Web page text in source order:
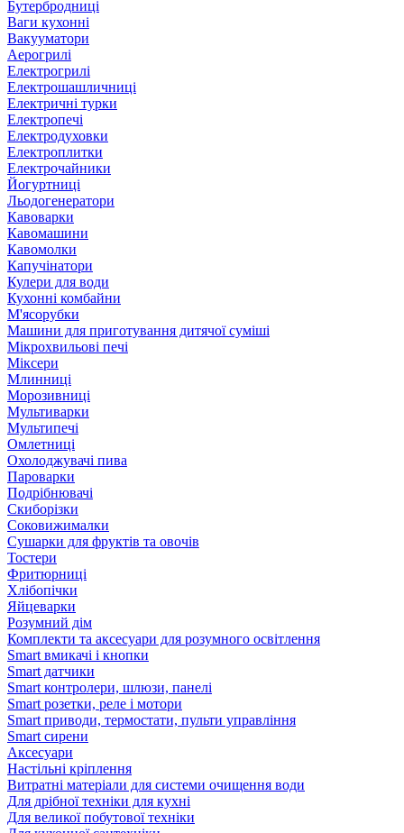
Бутербродниці
Ваги кухонні
Вакууматори
Аерогрилі
Електрогрилі
Електрошашличниці
Електричні турки
Електропечі
Електродуховки
Електроплитки
Електрочайники
Йогуртниці
Льодогенератори
Кавоварки
Кавомашини
Кавомолки
Капучінатори
Кулери для води
Кухонні комбайни
М'ясорубки
Машини для приготування дитячої суміші
Мікрохвильові печі
Міксери
Млинниці
Морозивниці
Мультиварки
Мультипечі
Омлетниці
Охолоджувачі пива
Пароварки
Подрібнювачі
Скиборізки
Соковижималки
Сушарки для фруктів та овочів
Тостери
Фритюрниці
Хлібопічки
Яйцеварки
Розумний дім
Комплекти та аксесуари для розумного освітлення
Smart вмикачі і кнопки
Smart датчики
Smart контролери, шлюзи, панелі
Smart розетки, реле і мотори
Smart приводи, термостати, пульти управління
Smart сирени
Аксесуари
Настільні кріплення
Витратні матеріали для системи очищення води
Для дрібної техніки для кухні
Для великої побутової техніки